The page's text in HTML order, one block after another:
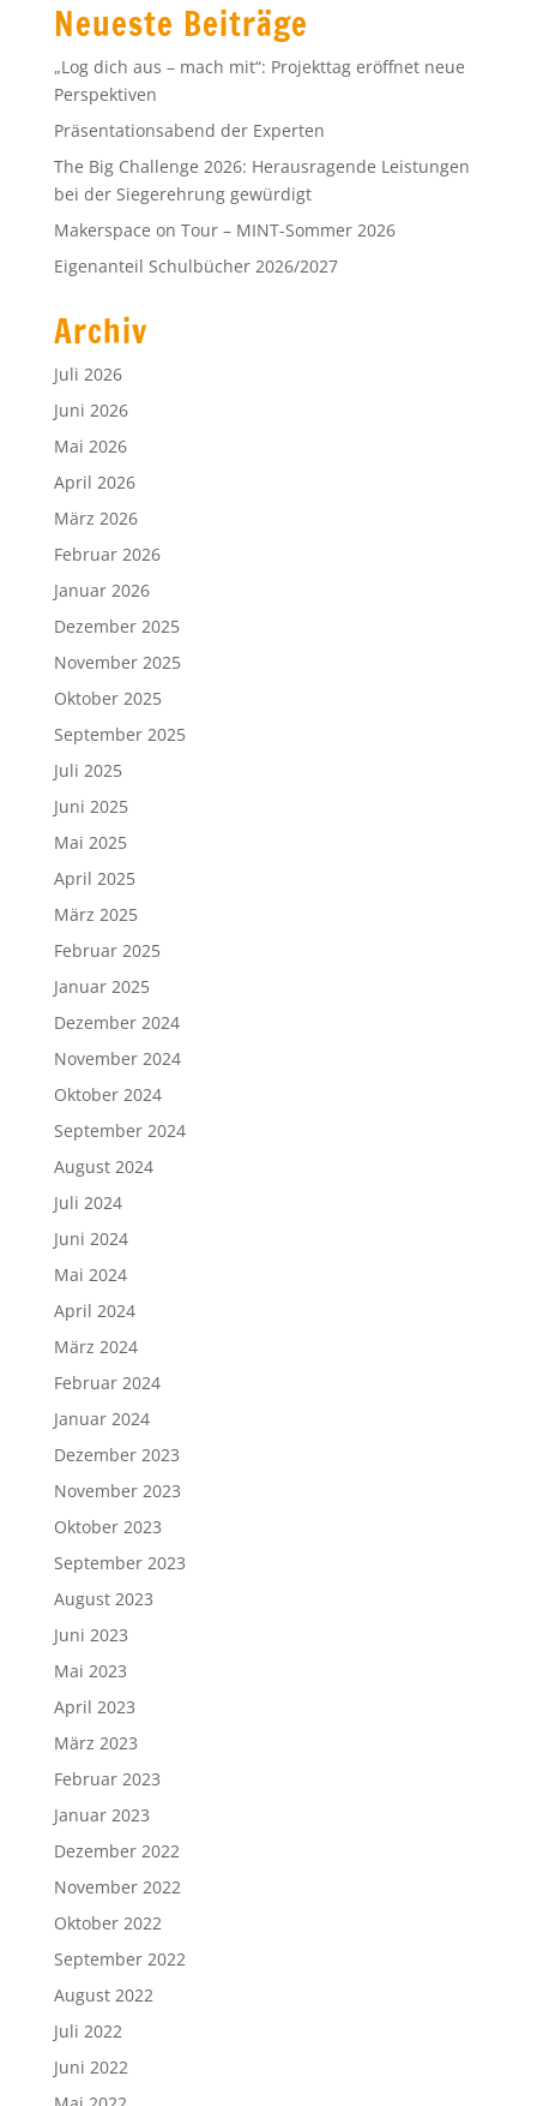
Neueste Beiträge
„Log dich aus – mach mit“: Projekttag eröffnet neue
Perspektiven
Präsentationsabend der Experten
The Big Challenge 2026: Herausragende Leistungen
bei der Siegerehrung gewürdigt
Makerspace on Tour – MINT-Sommer 2026
Eigenanteil Schulbücher 2026/2027
Archiv
Juli 2026
Juni 2026
Mai 2026
April 2026
März 2026
Februar 2026
Januar 2026
Dezember 2025
November 2025
Oktober 2025
September 2025
Juli 2025
Juni 2025
Mai 2025
April 2025
März 2025
Februar 2025
Januar 2025
Dezember 2024
November 2024
Oktober 2024
September 2024
August 2024
Juli 2024
Juni 2024
Mai 2024
April 2024
März 2024
Februar 2024
Januar 2024
Dezember 2023
November 2023
Oktober 2023
September 2023
August 2023
Juni 2023
Mai 2023
April 2023
März 2023
Februar 2023
Januar 2023
Dezember 2022
November 2022
Oktober 2022
September 2022
August 2022
Juli 2022
Juni 2022